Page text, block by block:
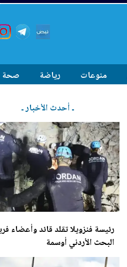
منوعات رياضة صحة
ـ أحدث الأخبار ـ
رئيسة فنزويلا تقلد قائد وأعضاء
البحث الأردني أوسمة